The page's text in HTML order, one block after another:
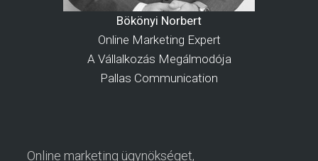
Bökönyi Norbert
Online Marketing Expert
A Vállalkozás Megálmodója
Pallas Communication
Online marketing ügynökséget,